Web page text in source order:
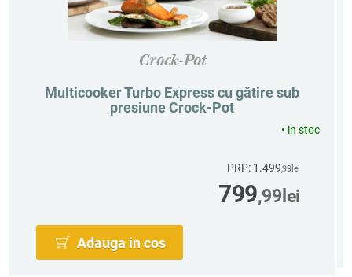
Crock-Pot
Multicooker Turbo Express cu gătire sub
presiune Crock-Pot
• in stoc
PRP: 1.499,99 lei
799,99 lei
Adauga in cos